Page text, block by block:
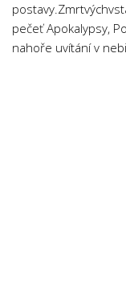
pečeť Apokalypsy,
nahoře uvítání v